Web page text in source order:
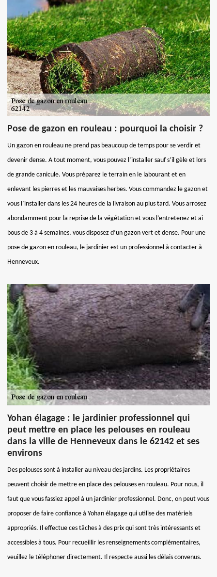
Pose de gazon en rouleau : pourquoi la choisir ?
Un gazon en rouleau ne prend pas beaucoup de temps pour se verdir et
devenir dense. A tout moment, vous pouvez l’installer sauf s’il gèle et lors
de grande canicule. Vous préparez le terrain en le labourant et en
enlevant les pierres et les mauvaises herbes. Vous commandez le gazon et
vous l’installer dans les 24 heures de la livraison au plus tard. Vous arrosez
abondamment pour la reprise de la végétation et vous l’entretenez et ai
bous de 3 à 4 semaines, vous disposez d’un gazon vert et dense. Pour une
pose de gazon en rouleau, le jardinier est un professionnel à contacter à
Henneveux.
Yohan élagage : le jardinier professionnel qui
peut mettre en place les pelouses en rouleau
dans la ville de Henneveux dans le 62142 et ses
environs
Des pelouses sont à installer au niveau des jardins. Les propriétaires
peuvent choisir de mettre en place des pelouses en rouleau. Pour nous, il
faut que vous fassiez appel à un jardinier professionnel. Donc, on peut vous
proposer de faire confiance à Yohan élagage qui utilise des matériels
appropriés. Il effectue ces tâches à des prix qui sont très intéressants et
accessibles à tous. Pour recueillir les renseignements complémentaires,
veuillez le téléphoner directement. Il respecte aussi les délais convenus.